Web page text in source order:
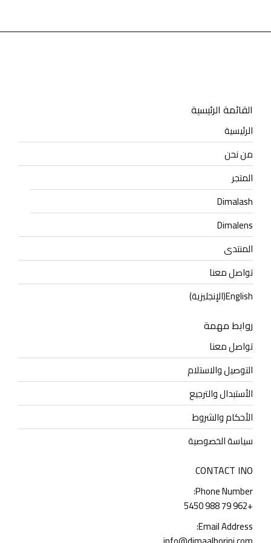
القائمة الرئيسية
الرئيسية
من نحن
المتجر
Dimalash
Dimalens
المنتدى
تواصل معنا
English
(الإنجليزية)
روابط مهمة
تواصل معنا
التوصيل والاستلام
الأستبدال والترجيع
الأحكام والشروط
سياسة الخصوصية
CONTACT INO
Phone Number:
+962 79 988 5450
Email Address: